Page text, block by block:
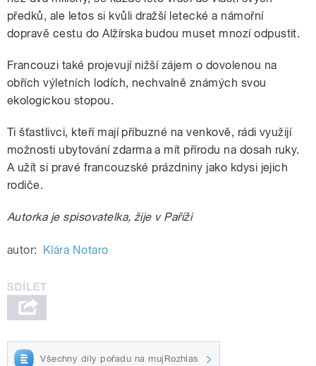
předků, ale letos si kvůli dražší letecké a námořní
dopravě cestu do Alžírska budou muset mnozí odpustit.
Francouzi také projevují nižší zájem o dovolenou na
obřích výletních lodích, nechvalně známých svou
ekologickou stopou.
Ti šťastlivci, kteří mají příbuzné na venkově, rádi využijí
možnosti ubytování zdarma a mít přírodu na dosah ruky.
A užít si pravé francouzské prázdniny jako kdysi jejich
rodiče.
Autorka je spisovatelka, žije v Paříži
autor: Klára Notaro
Všechny díly pořadu na mujRozhlas